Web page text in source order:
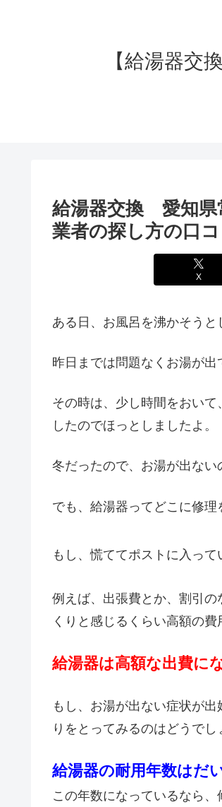
【給湯器交
給湯器交換 愛知県
業者の探し方の口
X
ある日、お風呂を沸かそう
昨日までは問題なくお湯が出
その時は、少し時間をおい
したのでほっとしましたよ。
冬だったので、お湯が出ない
でも、給湯器ってどこに修理
もし、慌ててポストに入っ
例えば、出張費とか、割引
くりと感じるくらい高額の費
給湯器は高額な出費に
もし、お湯が出ない症状が
りをとってみるのはどうでし
給湯器の耐用年数はだ
この年数になっているなら、